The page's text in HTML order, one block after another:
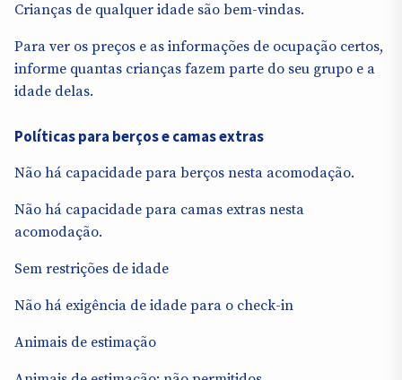
Crianças de qualquer idade são bem-vindas.
Para ver os preços e as informações de ocupação certos,
informe quantas crianças fazem parte do seu grupo e a
idade delas.
Políticas para berços e camas extras
Não há capacidade para berços nesta acomodação.
Não há capacidade para camas extras nesta
acomodação.
Sem restrições de idade
Não há exigência de idade para o check-in
Animais de estimação